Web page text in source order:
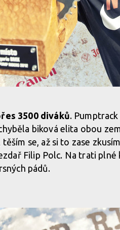
3500 diváků.
biková elita obou
se, až si to zase
Filip Polc. Na trati
pádů.